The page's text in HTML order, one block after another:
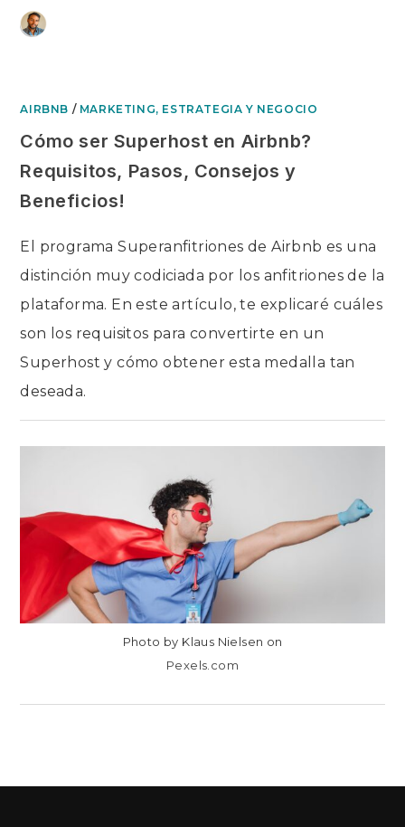
AIRBNB / MARKETING, ESTRATEGIA Y NEGOCIO
Cómo ser Superhost en Airbnb?
Requisitos, Pasos, Consejos y
Beneficios!
El programa Superanfitriones de Airbnb es una
distinción muy codiciada por los anfitriones de la
plataforma. En este artículo, te explicaré cuáles
son los requisitos para convertirte en un
Superhost y cómo obtener esta medalla tan
deseada.
CÓMO
CONSEJOS
Y
BENEFICIOS!
Photo by Klaus Nielsen on
Pexels.com